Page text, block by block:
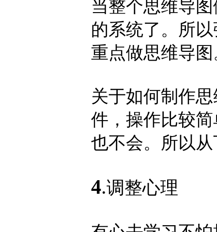
当整个思维导
的系统了。所
重点做思维导
关于如何制作
件，操作比较
也不会。所以
4.调整心理